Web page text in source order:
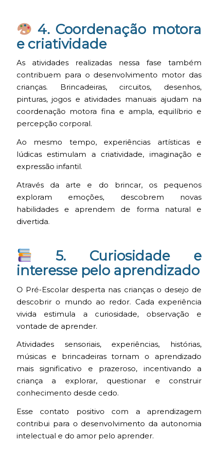
4. Coordenação motora
e criatividade
As atividades realizadas nessa fase também
contribuem para o desenvolvimento motor das
crianças. Brincadeiras, circuitos, desenhos,
pinturas, jogos e atividades manuais ajudam na
coordenação motora fina e ampla, equilíbrio e
percepção corporal.
Ao mesmo tempo, experiências artísticas e
lúdicas estimulam a criatividade, imaginação e
expressão infantil.
Através da arte e do brincar, os pequenos
exploram emoções, descobrem novas
habilidades e aprendem de forma natural e
divertida.
5. Curiosidade e
interesse pelo aprendizado
O Pré-Escolar desperta nas crianças o desejo de
descobrir o mundo ao redor. Cada experiência
vivida estimula a curiosidade, observação e
vontade de aprender.
Atividades sensoriais, experiências, histórias,
músicas e brincadeiras tornam o aprendizado
mais significativo e prazeroso, incentivando a
criança a explorar, questionar e construir
conhecimento desde cedo.
Esse contato positivo com a aprendizagem
contribui para o desenvolvimento da autonomia
intelectual e do amor pelo aprender.